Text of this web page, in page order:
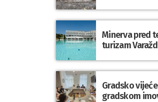
Minerva pred
turizam
Gradsko
gradskom